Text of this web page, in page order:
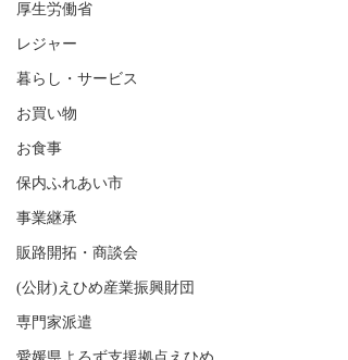
厚生労働省
レジャー
暮らし・サービス
お買い物
お食事
保内ふれあい市
事業継承
販路開拓・商談会
(公財)えひめ産業振興財団
専門家派遣